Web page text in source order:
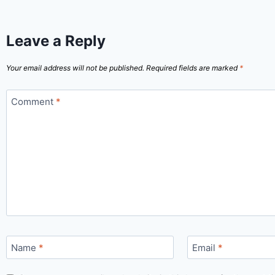
Leave a Reply
Your email address will not be published. Required fields are marked *
Comment *
Name * Email *